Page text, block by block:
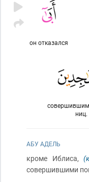
он отказался
ниц.
АБУ АДЕЛЬ
кроме Иблиса,
совершившими